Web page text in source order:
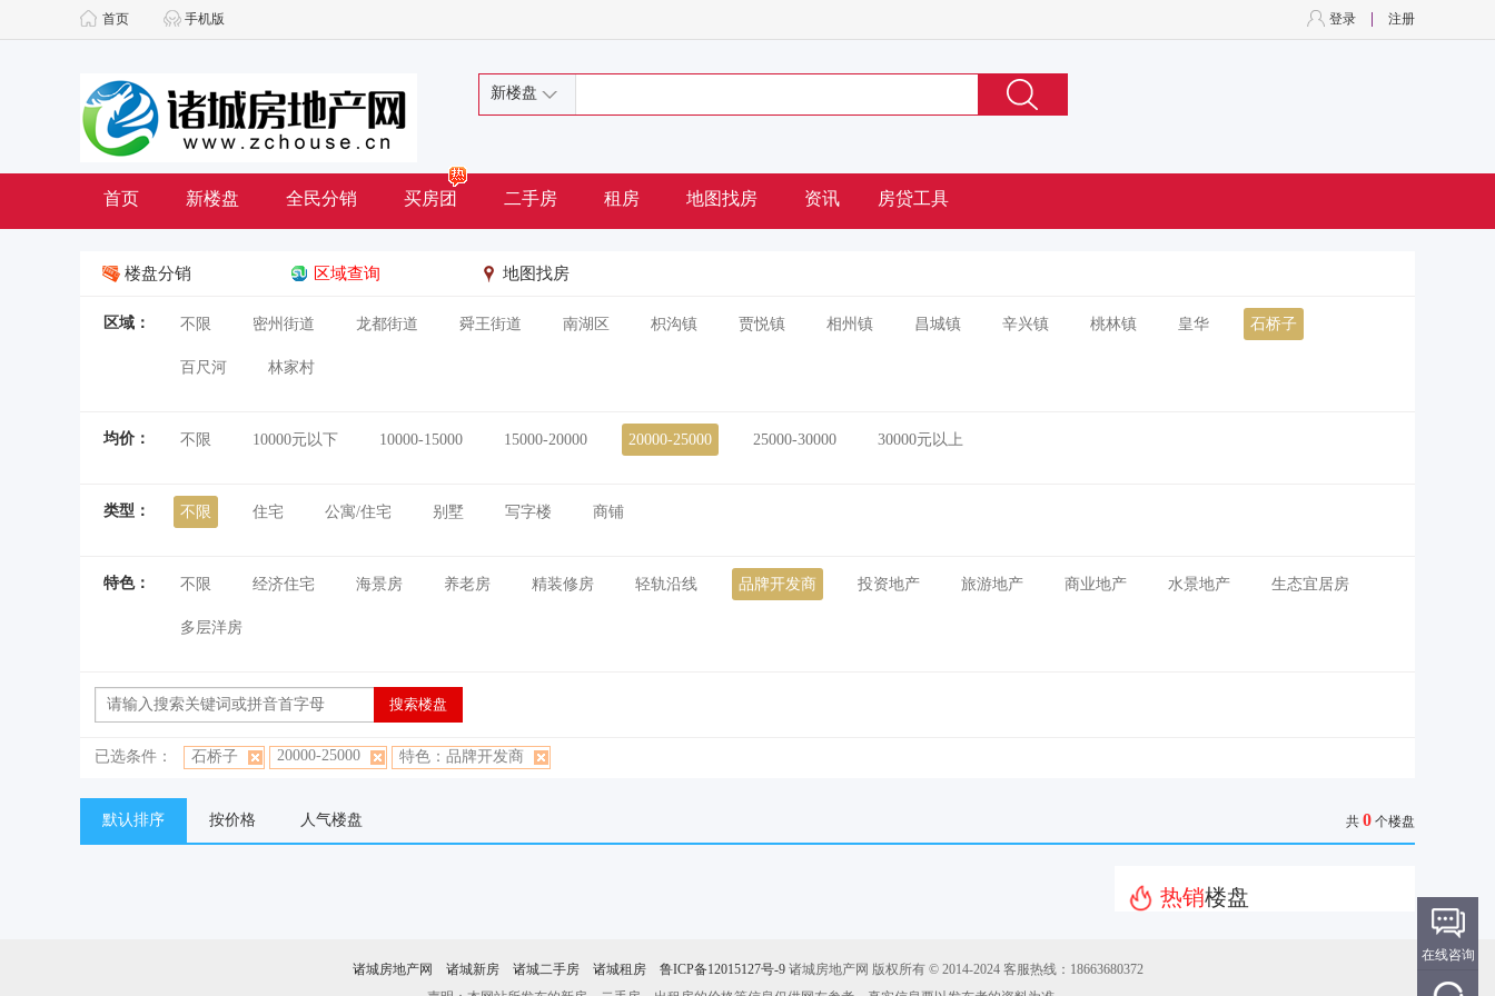
首页 手机版 注册
登录
新楼盘
首页 新楼盘 全民分销 买房团 二手房 租房 地图找房 资讯 房贷工具
楼盘分销 区域查询 地图找房
区域： 不限 密州街道 龙都街道 舜王街道 南湖区 枳沟镇 贾悦镇 相州镇 昌城镇 辛兴镇 桃林镇 皇华 石桥子
百尺河 林家村
均价： 不限 10000元以下 10000-15000 15000-20000 20000-25000 25000-30000 30000元以上
类型： 不限 住宅 公寓/住宅 别墅 写字楼 商铺
特色： 不限 经济住宅 海景房 养老房 精装修房 轻轨沿线 品牌开发商 投资地产 旅游地产 商业地产 水景地产 生态宜居房
多层洋房
已选条件： 石桥子 20000-25000 特色：品牌开发商
默认排序 按价格 人气楼盘 共 0 个楼盘
热销楼盘
诸城房地产网 诸城新房 诸城二手房 诸城租房 鲁ICP备12015127号-9诸城房地产网 版权所有 © 2014-2024 客服热线：18663680372
在线咨询